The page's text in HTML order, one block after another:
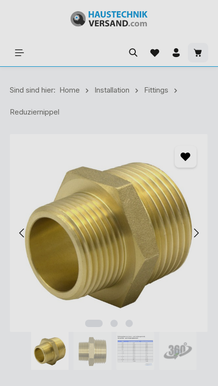
Sind sind hier: Home Installation Fittings
Reduziernippel